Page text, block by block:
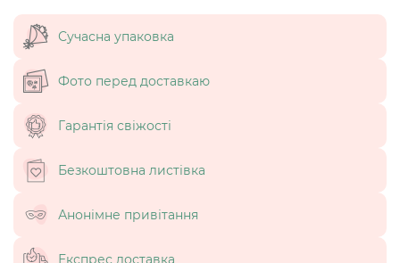
Сучасна упаковка
Фото перед доставкаю
Гарантія свіжості
Безкоштовна листівка
Анонімне привітання
Експрес доставка